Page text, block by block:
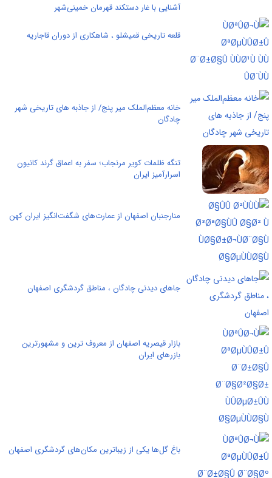
آشنایی با غار دستکند قهرمان خمینی‌شهر
قلعه تاریخی قمیشلو ، شاهکاری از دوران قاجاریه
خانه معظم‌الملک میر پنج/ از جاذبه های تاریخی شهر
چادگان
تنگه ظلمات کویر مرنجاب؛ سفر به اعماق گرند کانیون
اسرارآمیز ایران
منارجنبان اصفهان از عمارت‌های شگفت‌انگیز ایران کهن
جاهای دیدنی چادگان ، مناطق گردشگری اصفهان
بازار قیصریه اصفهان از معروف ترین و مشهورترین
بازرهای ایران
باغ گل‌ها یکی از زیباترین مکان‌های گردشگری اصفهان